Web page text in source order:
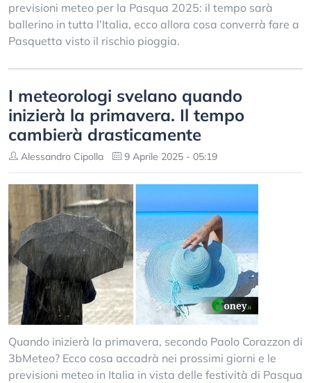
previsioni meteo per la Pasqua 2025: il tempo sarà
ballerino in tutta l’Italia, ecco allora cosa converrà fare a
Pasquetta visto il rischio pioggia.
I meteorologi svelano quando
inizierà la primavera. Il tempo
cambierà drasticamente
Alessandro Cipolla 9 Aprile 2025 - 05:19
Quando inizierà la primavera, secondo Paolo Corazzon di
3bMeteo? Ecco cosa accadrà nei prossimi giorni e le
previsioni meteo in Italia in vista delle festività di Pasqua